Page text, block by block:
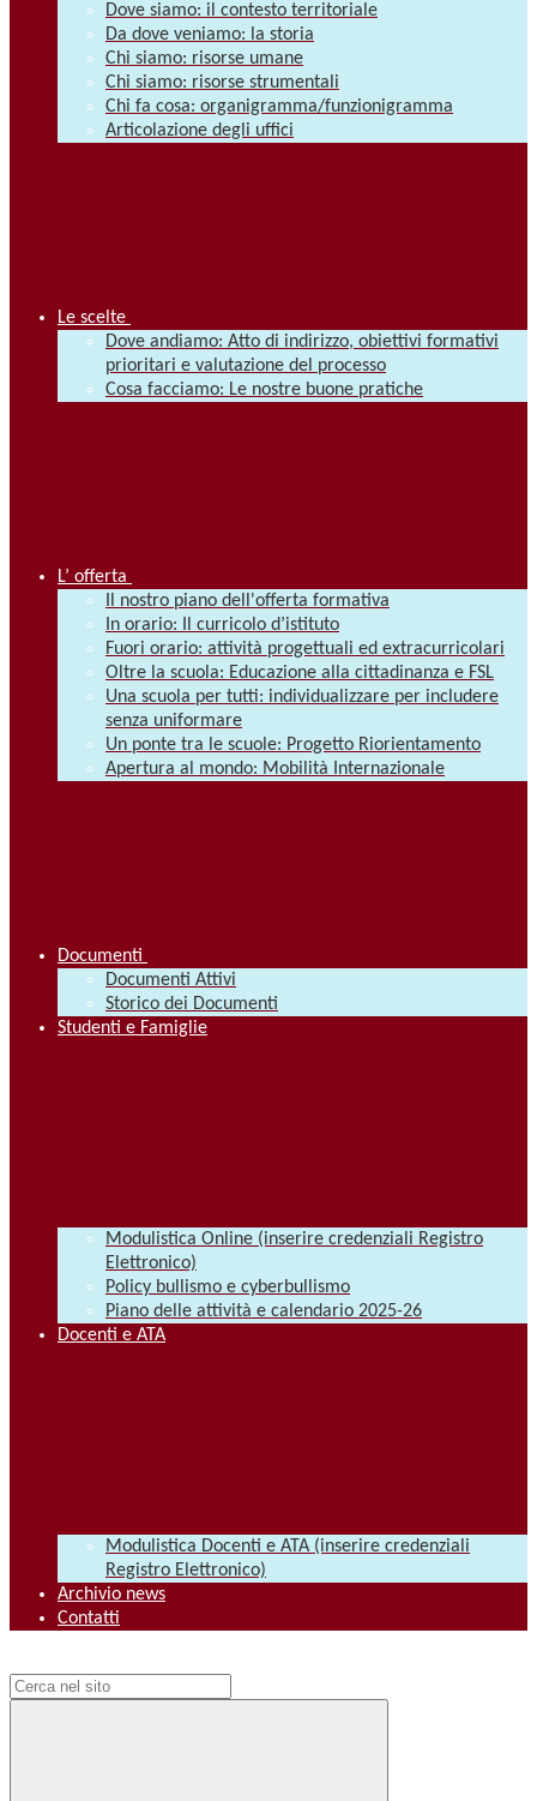
Dove siamo: il contesto territoriale
Da dove veniamo: la storia
Chi siamo: risorse umane
Chi siamo: risorse strumentali
Chi fa cosa: organigramma/funzionigramma
Articolazione degli uffici
Le scelte
Dove andiamo: Atto di indirizzo, obiettivi formativi
prioritari e valutazione del processo
Cosa facciamo: Le nostre buone pratiche
L’ offerta
Il nostro piano dell'offerta formativa
In orario: Il curricolo d’istituto
Fuori orario: attività progettuali ed extracurricolari
Oltre la scuola: Educazione alla cittadinanza e FSL
Una scuola per tutti: individualizzare per includere
senza uniformare
Un ponte tra le scuole: Progetto Riorientamento
Apertura al mondo: Mobilità Internazionale
Documenti
Documenti Attivi
Storico dei Documenti
Studenti e Famiglie
Modulistica Online (inserire credenziali Registro
Elettronico)
Policy bullismo e cyberbullismo
Piano delle attività e calendario 2025-26
Docenti e ATA
Modulistica Docenti e ATA (inserire credenziali
Registro Elettronico)
Archivio news
Contatti